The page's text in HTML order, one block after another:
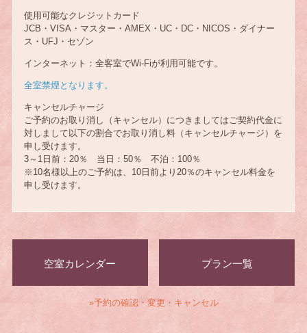
使用可能なクレジットカード
JCB・VISA・マスター・AMEX・UC・DC・NICOS・ダイナー
ス・UFJ・セゾン
インターネット：全客室でWi-Fiが利用可能です。
全室禁煙となります。
キャンセルチャージ
ご予約のお取り消し（キャンセル）につきましてはご契約代金に
対しまして以下の割合でお取り消し料（キャンセルチャージ）を
申し受けます。
3～1日前：20％ 当日：50％ 不泊：100％
※10名様以上のご予約は、10日前より20％のキャンセル料金を
申し受けます。
空室カレンダー プラン一覧
»予約の確認・変更・キャンセル